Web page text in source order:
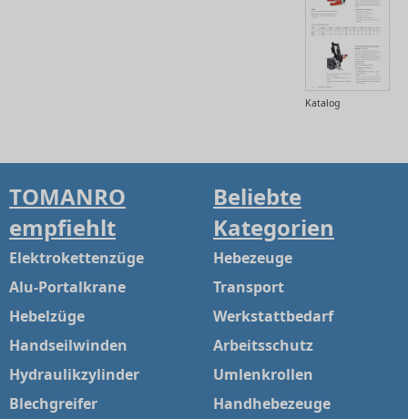
Katalog
TOMANRO
empfiehlt
Elektrokettenzüge
Alu-Portalkrane
Hebelzüge
Handseilwinden
Hydraulikzylinder
Blechgreifer
Beliebte
Kategorien
Hebezeuge
Transport
Werkstattbedarf
Arbeitsschutz
Umlenkrollen
Handhebezeuge